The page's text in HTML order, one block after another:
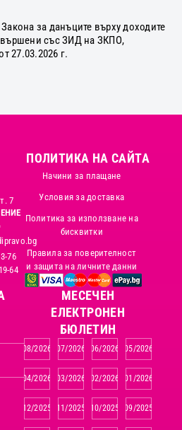
за данъците върху доходите
със ЗИД на ЗКПО,
27.03.2026 г.
7
76
64
ПОЛИТИКА НА САЙТА
Начини за плащане
Условия за доставка
Политика за използване на
бисквитки
Правила за поверителност
и защита на личните данни
MЕСЕЧЕН
ЕЛЕКТРОНЕН
БЮЛЕТИН
08/2026 07/2026 06/2026 05/2026
04/2026 03/2026 02/2026 01/2026
12/2025 11/2025 10/2025 09/2025